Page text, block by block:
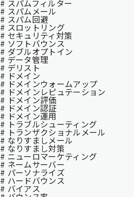
# スパムフィルター
# スパムメール
# スパム回避
# スロットリング
# セキュリティ対策
# ソフトバウンス
# ダブルオプトイン
# データ管理
# デリスト
# ドメイン
# ドメインウォームアップ
# ドメインレピュテーション
# ドメイン評価
# ドメイン認証
# ドメイン運用
# トラブルシューティング
# トランザクショナルメール
# なりすましメール
# なりすまし対策
# ニューロマーケティング
# ネームサーバー
# パーソナライズ
# ハードバウンス
# バイアス